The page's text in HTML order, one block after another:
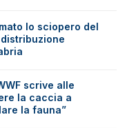
lo sciopero del
scrive alle
la caccia a
la fauna”